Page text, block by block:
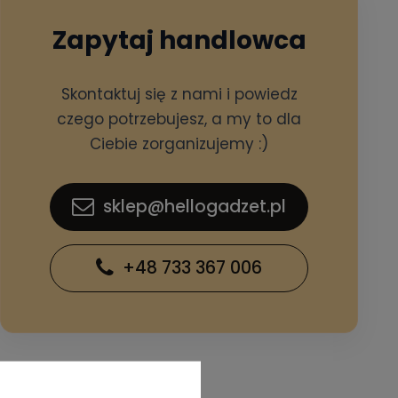
Zapytaj handlowca
Skontaktuj się z nami i powiedz
czego potrzebujesz, a my to dla
Ciebie zorganizujemy :)
sklep@hellogadzet.pl
+48 733 367 006